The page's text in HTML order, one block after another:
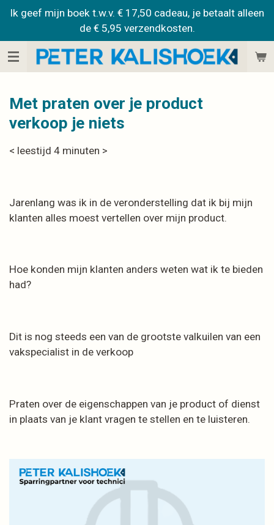
Ga
naar
de
hoofdinhoud
Ik geef mijn boek t.w.v. € 17,50 cadeau, je betaalt alleen
de € 5,95 verzendkosten.
Met praten over je product
verkoop je niets
< leestijd 4 minuten >
Jarenlang was ik in de veronderstelling dat ik bij mijn
klanten alles moest vertellen over mijn product.
Hoe konden mijn klanten anders weten wat ik te bieden
had?
Dit is nog steeds een van de grootste valkuilen van een
vakspecialist in de verkoop
Praten over de eigenschappen van je product of dienst
in plaats van je klant vragen te stellen en te luisteren.